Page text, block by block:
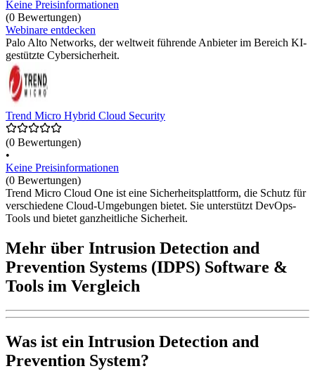
Keine Preisinformationen
(0 Bewertungen)
Webinare entdecken
Palo Alto Networks, der weltweit führende Anbieter im Bereich KI-
gestützte Cybersicherheit.
Trend Micro Hybrid Cloud Security
(0 Bewertungen)
•
Keine Preisinformationen
(0 Bewertungen)
Trend Micro Cloud One ist eine Sicherheitsplattform, die Schutz für
verschiedene Cloud-Umgebungen bietet. Sie unterstützt DevOps-
Tools und bietet ganzheitliche Sicherheit.
Mehr über Intrusion Detection and
Prevention Systems (IDPS) Software &
Tools im Vergleich
Was ist ein Intrusion Detection and
Prevention System?